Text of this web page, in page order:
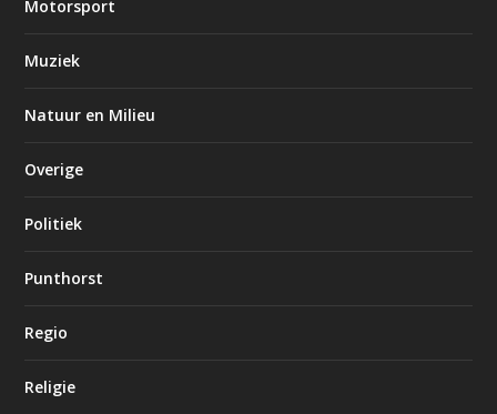
Motorsport
Muziek
Natuur en Milieu
Overige
Politiek
Punthorst
Regio
Religie